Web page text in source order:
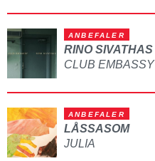
ANBEFALER
RINO SIVATHAS
CLUB EMBASSY
ANBEFALER
LÅSSASOM
JULIA